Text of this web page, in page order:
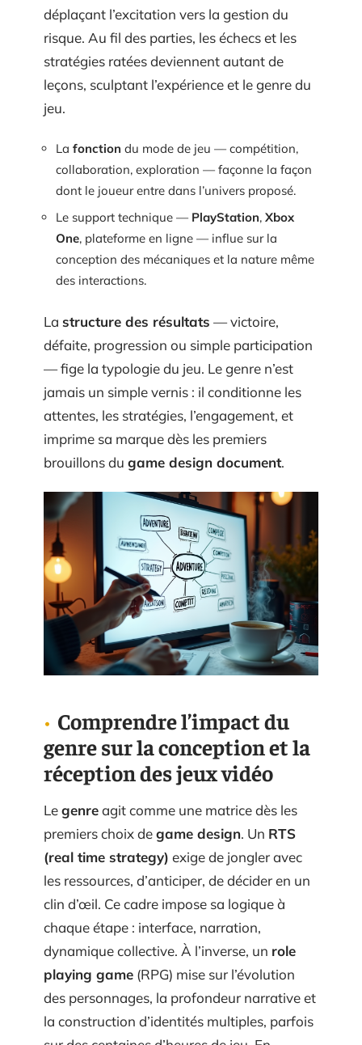
déplaçant l’excitation vers la gestion du
risque. Au fil des parties, les échecs et les
stratégies ratées deviennent autant de
leçons, sculptant l’expérience et le genre du
jeu.
La fonction du mode de jeu — compétition,
collaboration, exploration — façonne la façon
dont le joueur entre dans l’univers proposé.
Le support technique — PlayStation, Xbox
One, plateforme en ligne — influe sur la
conception des mécaniques et la nature même
des interactions.
La structure des résultats — victoire,
défaite, progression ou simple participation
— fige la typologie du jeu. Le genre n’est
jamais un simple vernis : il conditionne les
attentes, les stratégies, l’engagement, et
imprime sa marque dès les premiers
brouillons du game design document.
Comprendre l’impact du
genre sur la conception et la
réception des jeux vidéo
Legenreagit comme une matrice dès les
premiers choix degame design. Un RTS
(real time strategy) exige de jongler avec
les ressources, d’anticiper, de décider en un
clin d’œil. Ce cadre impose sa logique à
chaque étape : interface, narration,
dynamique collective. À l’inverse, un role
playing game (RPG) mise sur l’évolution
des personnages, la profondeur narrative et
la construction d’identités multiples, parfois